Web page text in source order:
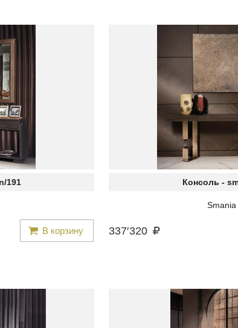
191
В корзину
Консоль -
Smania
337′320